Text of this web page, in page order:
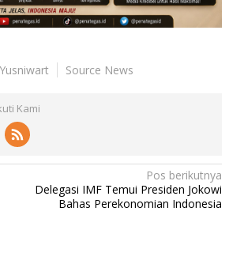
Source News
Kami
Pos berikutnya
Delegasi IMF Temui Presiden Jokowi
Bahas Perekonomian Indonesia